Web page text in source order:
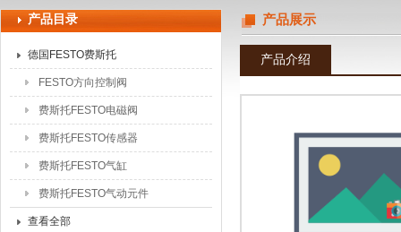
产品目录
德国FESTO费斯托
FESTO方向控制阀
费斯托FESTO电磁阀
费斯托FESTO传感器
费斯托FESTO气缸
费斯托FESTO气动元件
查看全部
产品展示
产品介绍